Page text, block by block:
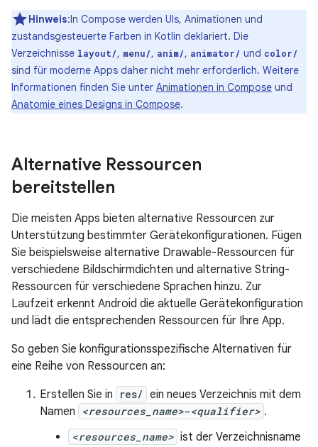
Hinweis:In Compose werden UIs, Animationen und
zustandsgesteuerte Farben in Kotlin deklariert. Die
Verzeichnisse layout/, menu/, anim/, animator/ und color/
sind für moderne Apps daher nicht mehr erforderlich. Weitere
Informationen finden Sie unter Animationen in Compose und
Anatomie eines Designs in Compose.
Alternative Ressourcen
bereitstellen
Die meisten Apps bieten alternative Ressourcen zur
Unterstützung bestimmter Gerätekonfigurationen. Fügen
Sie beispielsweise alternative Drawable-Ressourcen für
verschiedene Bildschirmdichten und alternative String-
Ressourcen für verschiedene Sprachen hinzu. Zur
Laufzeit erkennt Android die aktuelle Gerätekonfiguration
und lädt die entsprechenden Ressourcen für Ihre App.
So geben Sie konfigurationsspezifische Alternativen für
eine Reihe von Ressourcen an:
Erstellen Sie in
res/ ein neues Verzeichnis mit dem
Namen
<resources_name>-<qualifier> .
<resources_name> ist der Verzeichnisname